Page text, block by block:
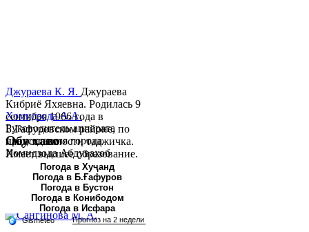
Хомидзода А.А.
Руководитель аппарата
председателя города
Хомидзода Абдувахоб
Абдумаджид родился 8
июня 1978 года в городе
Худжанде. По
национальности...
Джураева К. Я. Джураева
Кибриё Яхяевна. Родилась 9
сентября 1966 года в
Б.Гафуровском районе, по
национальности таджичка.
Имеет высшее образование.
В 1997 ...
Обу хаво
Погода в Хуҷанд
Погода в Б.Ғафуров
Погода в Бустон
Погода в Конибодом
Погода в Исфара